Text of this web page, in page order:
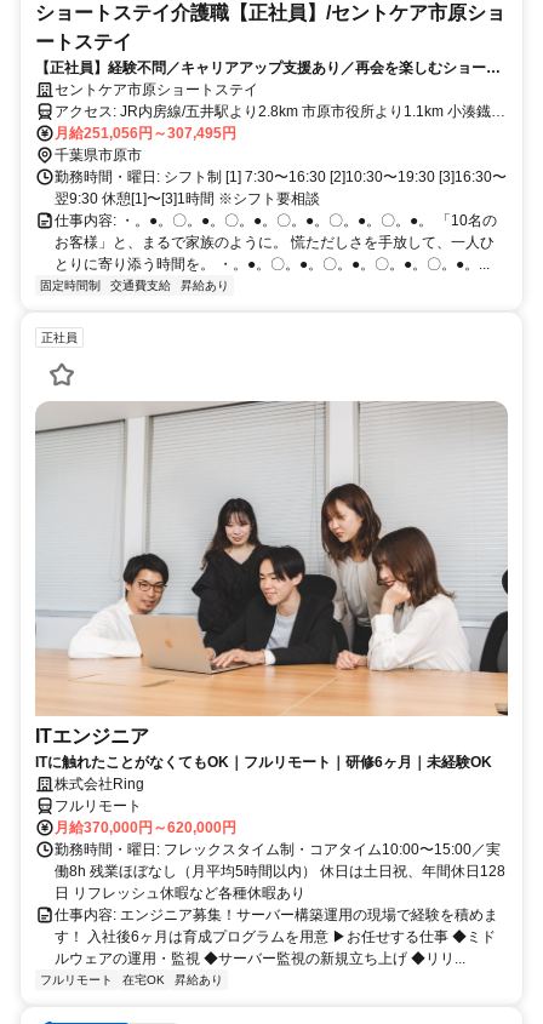
ショートステイ介護職【正社員】/セントケア市原ショ
ートステイ
【正社員】経験不問／キャリアアップ支援あり／再会を楽しむショート
ステイでの介護職
セントケア市原ショートステイ
アクセス: JR内房線/五井駅より2.8km 市原市役所より1.1km 小湊鐡道
バス国分寺入口より徒歩5分 ＜マイカー通勤可／駐車場完備＞
月給251,056円～307,495円
千葉県市原市
勤務時間・曜日: シフト制 [1] 7:30〜16:30 [2]10:30〜19:30 [3]16:30〜
翌9:30 休憩[1]〜[3]1時間 ※シフト要相談
仕事内容: ・。●。〇。●。〇。●。〇。●。〇。●。〇。●。 「10名の
お客様」と、まるで家族のように。 慌ただしさを手放して、一人ひ
とりに寄り添う時間を。 ・。●。〇。●。〇。●。〇。●。〇。●。...
固定時間制 交通費支給 昇給あり
正社員
ITエンジニア
ITに触れたことがなくてもOK｜フルリモート｜研修6ヶ月｜未経験OK
株式会社Ring
フルリモート
月給370,000円～620,000円
勤務時間・曜日: フレックスタイム制・コアタイム10:00〜15:00／実
働8h 残業ほぼなし（月平均5時間以内） 休日は土日祝、年間休日128
日 リフレッシュ休暇など各種休暇あり
仕事内容: エンジニア募集！サーバー構築運用の現場で経験を積めま
す！ 入社後6ヶ月は育成プログラムを用意 ▶お任せする仕事 ◆ミド
ルウェアの運用・監視 ◆サーバー監視の新規立ち上げ ◆リリ...
フルリモート 在宅OK 昇給あり